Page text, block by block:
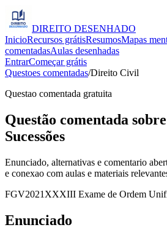
DIREITO DESENHADO
InicioRecursos grátisResumosMapas
comentadasAulas desenhadas
EntrarComeçar grátis
Questoes comentadas/Direito Civil
Questao comentada gratuita
Questão comentada
Sucessões
Enunciado, alternativas e comentario
e conexao com aulas e materiais
FGV2021 XXXIII Exame de Ordem
Enunciado